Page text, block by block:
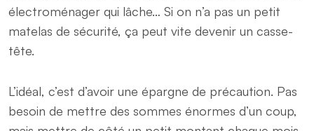
électroménager qui lâche… Si on n’a pas un petit
matelas de sécurité, ça peut vite devenir un casse-
tête.
L’idéal, c’est d’avoir une épargne de précaution. Pas
besoin de mettre des sommes énormes d’un coup,